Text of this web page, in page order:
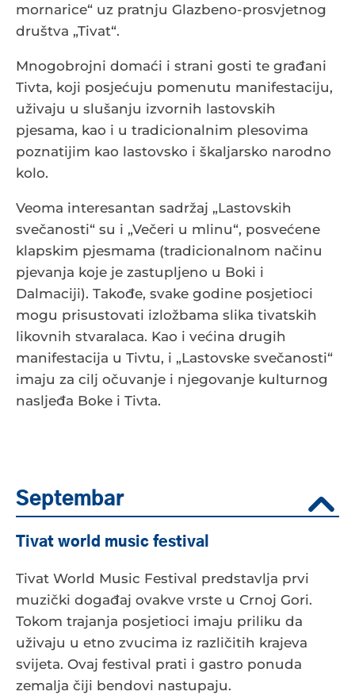
mornarice“ uz pratnju Glazbeno-prosvjetnog
društva „Tivat“.
Mnogobrojni domaći i strani gosti te građani
Tivta, koji posjećuju pomenutu manifestaciju,
uživaju u slušanju izvornih lastovskih
pjesama, kao i u tradicionalnim plesovima
poznatijim kao lastovsko i škaljarsko narodno
kolo.
Veoma interesantan sadržaj „Lastovskih
svečanosti“ su i „Večeri u mlinu“, posvećene
klapskim pjesmama (tradicionalnom načinu
pjevanja koje je zastupljeno u Boki i
Dalmaciji). Takođe, svake godine posjetioci
mogu prisustovati izložbama slika tivatskih
likovnih stvaralaca. Kao i većina drugih
manifestacija u Tivtu, i „Lastovske svečanosti“
imaju za cilj očuvanje i njegovanje kulturnog
nasljeđa Boke i Tivta.
Septembar
Tivat world music festival
Tivat World Music Festival predstavlja prvi
muzički događaj ovakve vrste u Crnoj Gori.
Tokom trajanja posjetioci imaju priliku da
uživaju u etno zvucima iz različitih krajeva
svijeta. Ovaj festival prati i gastro ponuda
zemalja čiji bendovi nastupaju.